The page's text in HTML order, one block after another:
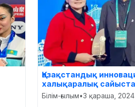
Қазақстандық
халықаралық
Білім-ғылым•3 қараша, 2024